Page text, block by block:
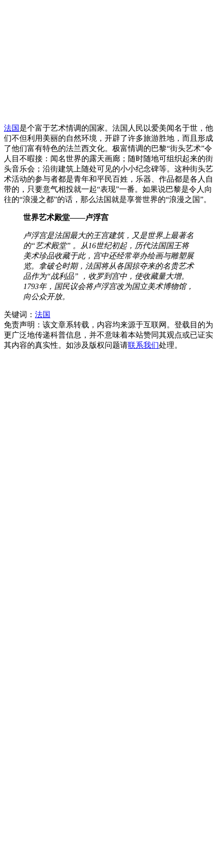
法国是个富于艺术情调的国家。法国人民以爱美闻名于世，他
们不但利用美丽的自然环境，开辟了许多旅游胜地，而且形成
了他们富有特色的法兰西文化。极富情调的巴黎“街头艺术”令
人目不暇接：闻名世界的露天画廊；随时随地可组织起来的街
头音乐会；沿街建筑上随处可见的小小纪念碑等。这种街头艺
术活动的参与者都是青年和平民百姓，乐器、作品都是各人自
带的，只要意气相投就一起“表现”一番。如果说巴黎是令人向
往的“浪漫之都”的话，那么法国就是享誉世界的“浪漫之国”。
世界艺术殿堂——卢浮宫
卢浮宫是法国最大的王宫建筑，又是世界上最著名
的“艺术殿堂” 。从16世纪初起，历代法国国王将
美术珍品收藏于此，宫中还经常举办绘画与雕塑展
览。拿破仑时期，法国将从各国掠夺来的名贵艺术
品作为“战利品” ，收罗到宫中，使收藏量大增。
1793年，国民议会将卢浮宫改为国立美术博物馆，
向公众开放。
关键词： 法国
免责声明：该文章系转载，内容均来源于互联网。登载目的为
更广泛地传递科普信息，并不意味着本站赞同其观点或已证实
其内容的真实性。如涉及版权问题请联系我们处理。